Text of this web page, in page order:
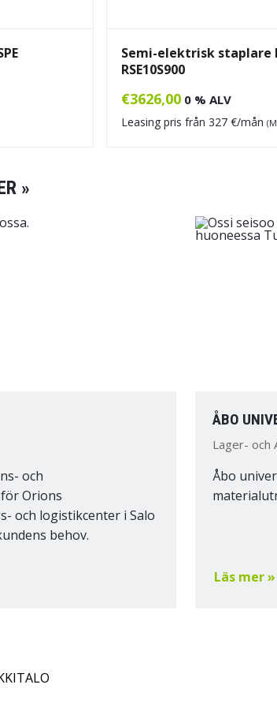
Semi-elektrisk staplare
RSE10S900
€3626,00 0 % ALV
Leasing pris från 327 €/mån
»
och
Orions
och logistikcenter i Salo
behov.
ÅBO
Lager- och
Åbo
Läs mer »